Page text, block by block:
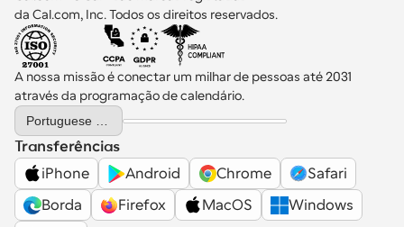
da Cal.com, Inc. Todos os direitos reservados.
A nossa missão é conectar um milhar de pessoas até 2031
através da programação de calendário.
Select Language
Transferências
iPhone
Android Chrome
Safari
Borda
Firefox MacOS
Windows